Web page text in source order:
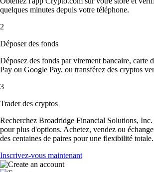
quelques minutes depuis votre téléphone.
2
Déposer des fonds
Déposez des fonds par virement bancaire, carte
Pay ou Google Pay, ou transférez des cryptos
3
Trader des cryptos
Recherchez Broadridge Financial Solutions,
pour plus d'options. Achetez, vendez ou
des centaines de paires pour une flexibilité totale.
Inscrivez-vous maintenant